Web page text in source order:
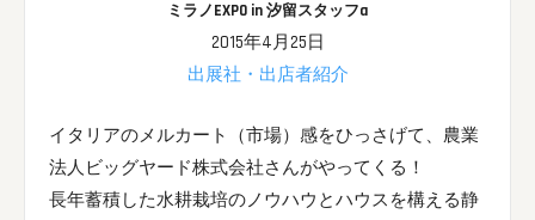
ミラノEXPO in 汐留スタッフa
2015年4月25日
出展社・出店者紹介
イタリアのメルカート（市場）感をひっさげて、農業
法人ビッグヤード株式会社さんがやってくる！
長年蓄積した水耕栽培のノウハウとハウスを構える静